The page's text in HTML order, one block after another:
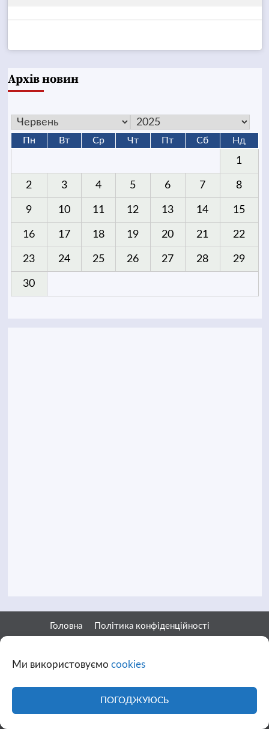
Ми використовуємо cookies
ПОГОДЖУЮСЬ
Архів новин
Пн Вт Ср Чт Пт Сб Нд
1
2 3 4 5 6 7 8
9 10 11 12 13 14 15
16 17 18 19 20 21 22
23 24 25 26 27 28 29
30
Головна
Політика конфіденційності